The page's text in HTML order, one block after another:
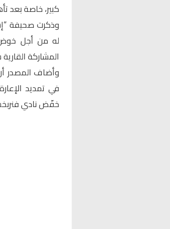
كبير، خاصة بعد
وذكرت صحيفة
له من أجل خوض
المشاركة
وأضاف المصدر
في تمديد
خفّض نادي فنربخشة